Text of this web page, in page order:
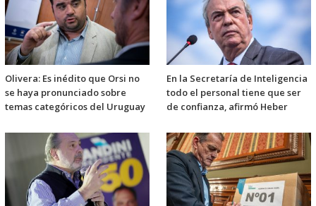
Olivera: Es inédito que Orsi no
se haya pronunciado sobre
temas categóricos del Uruguay
En la Secretaría de Inteligencia
todo el personal tiene que ser
de confianza, afirmó Heber